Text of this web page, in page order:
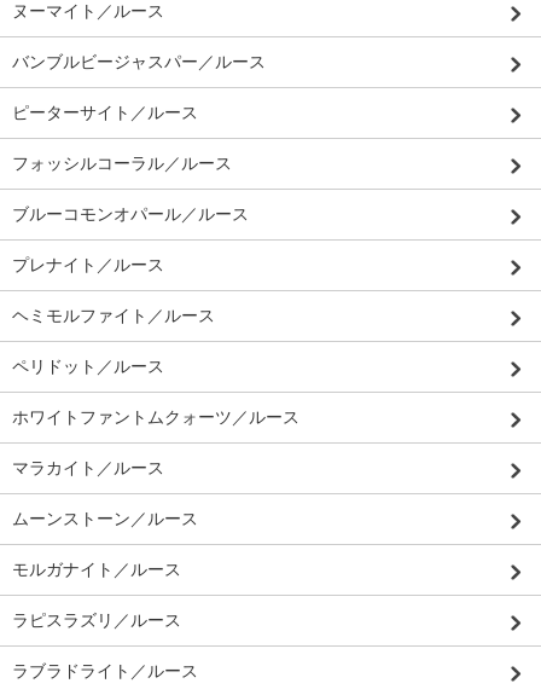
ヌーマイト／ルース
バンブルビージャスパー／ルース
ピーターサイト／ルース
フォッシルコーラル／ルース
ブルーコモンオパール／ルース
プレナイト／ルース
ヘミモルファイト／ルース
ペリドット／ルース
ホワイトファントムクォーツ／ルース
マラカイト／ルース
ムーンストーン／ルース
モルガナイト／ルース
ラピスラズリ／ルース
ラブラドライト／ルース